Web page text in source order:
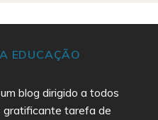
EDUCAÇÃO
blog dirigido a todos
gratificante tarefa de